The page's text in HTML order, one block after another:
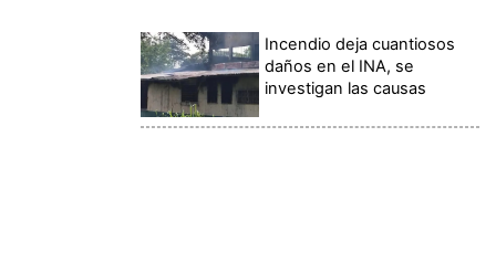
Incendio deja cuantiosos
daños en el INA, se
investigan las causas